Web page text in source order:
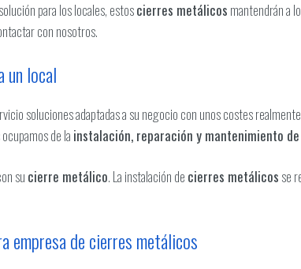
para los locales, estoscierres metálicos mantendrán a
con nosotros.
un local
soluciones adaptadas a su negocio con unos costes
de la instalación, reparación y mantenimiento
su cierre metálico. La instalación de cierres metálicos se
empresa de cierres metálicos